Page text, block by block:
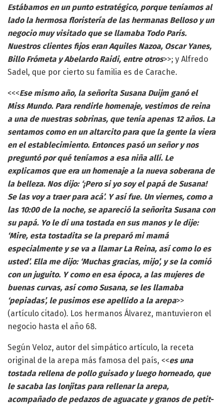
Estábamos en un punto estratégico, porque teníamos al
lado la hermosa floristería de las hermanas Belloso y un
negocio muy visitado que se llamaba Todo París.
Nuestros clientes fijos eran Aquiles Nazoa, Oscar Yanes,
Billo Frómeta y Abelardo Raidi, entre otros>>; y Alfredo
Sadel, que por cierto su familia es de Carache.
<<<Ese mismo año, la señorita Susana Duijm ganó el
Miss Mundo. Para rendirle homenaje, vestimos de reina
a una de nuestras sobrinas, que tenía apenas 12 años. La
sentamos como en un altarcito para que la gente la viera
en el establecimiento. Entonces pasó un señor y nos
preguntó por qué teníamos a esa niña allí. Le
explicamos que era un homenaje a la nueva soberana de
la belleza. Nos dijo: ‘¡Pero si yo soy el papá de Susana!
Se las voy a traer para acá’. Y así fue. Un viernes, como a
las 10:00 de la noche, se apareció la señorita Susana con
su papá. Yo le di una tostada en sus manos y le dije:
‘Mire, esta tostadita se la preparó mi mamá
especialmente y se va a llamar La Reina, así como lo es
usted’. Ella me dijo: ‘Muchas gracias, mijo’, y se la comió
con un juguito. Y como en esa época, a las mujeres de
buenas curvas, así como Susana, se les llamaba
‘pepiadas’, le pusimos ese apellido a la arepa>>
(artículo citado). Los hermanos Álvarez, mantuvieron el
negocio hasta el año 68.
Según Veloz, autor del simpático artículo, la receta
original de la arepa más famosa del país, <<es una
tostada rellena de pollo guisado y luego horneado, que
le sacaba las lonjitas para rellenar la arepa,
acompañado de pedazos de aguacate y granos de petit-